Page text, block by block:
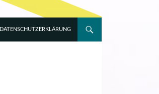
DATENSCHUTZERKLÄRUNG